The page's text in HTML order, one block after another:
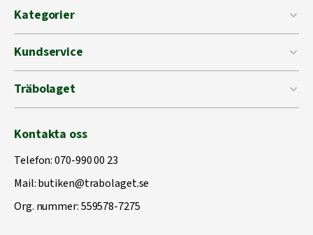
Kategorier
Kundservice
Träbolaget
Kontakta oss
Telefon:070-990 00 23
Mail:butiken@trabolaget.se
Org. nummer: 559578-7275